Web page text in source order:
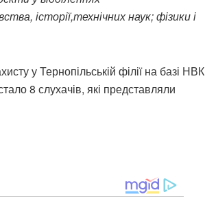
історії,технічних наук; фізики і
у Тернопільській філії на базі НВК
8 слухачів, які представляли